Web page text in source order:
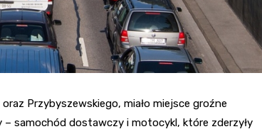
Przybyszewskiego, miało miejsce groźne
– samochód dostawczy i motocykl, które zderzyły